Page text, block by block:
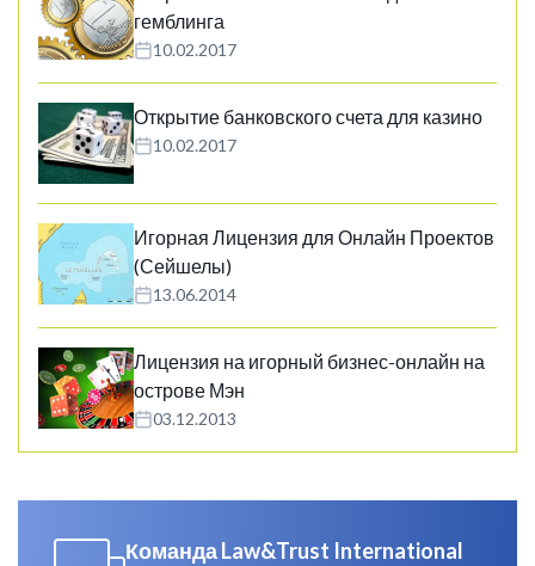
гемблинга
10.02.2017
Открытие банковского счета для казино
10.02.2017
Игорная Лицензия для Онлайн Проектов
(Сейшелы)
13.06.2014
Лицензия на игорный бизнес-онлайн на
острове Мэн
03.12.2013
Команда Law&Trust International